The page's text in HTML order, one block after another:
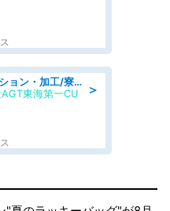
＞
金属製品の機械オペレーション・加工/寮完備/日払い/工場・製造
東海第一CU